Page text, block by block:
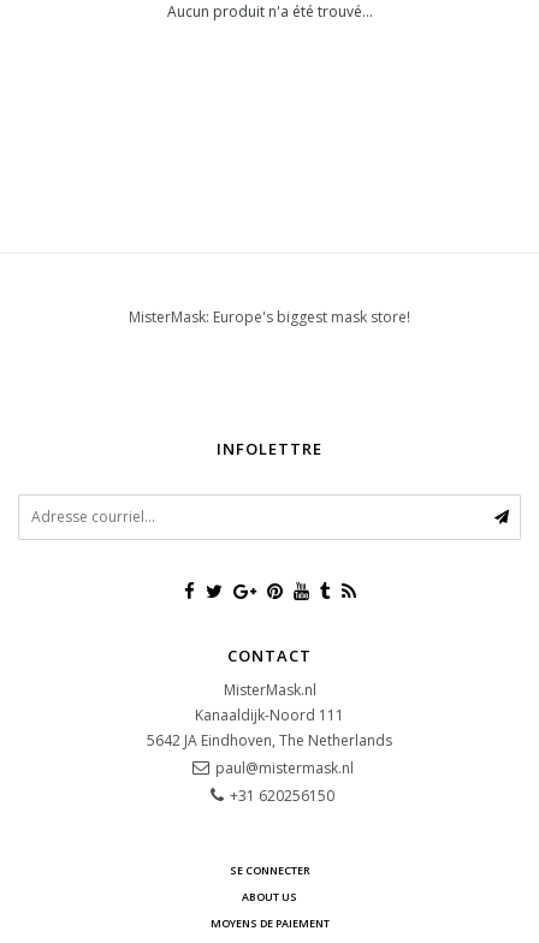
Aucun produit n'a été trouvé...
MisterMask: Europe's biggest mask store!
INFOLETTRE
CONTACT
MisterMask.nl
Kanaaldijk-Noord 111
5642 JA Eindhoven, The Netherlands
paul@mistermask.nl
+31 620256150
SE CONNECTER
ABOUT US
MOYENS DE PAIEMENT